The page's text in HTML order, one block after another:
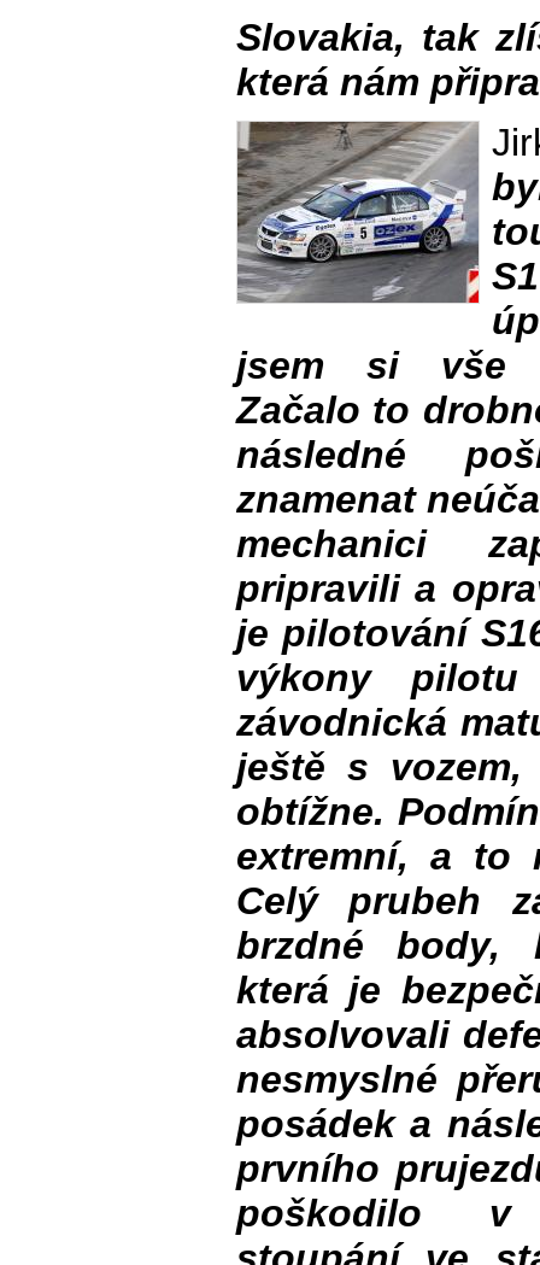
Slovakia, tak
která nám
jsem si vše
Začalo to
následné
znamenat
mechanici
pripravili a
je pilotování
výkony
závodnická
ještě s
obtížne.
extremní, a to
Celý prubeh
brzdné body,
která je
absolvovali
nesmyslné
posádek a
prvního
poškodilo v